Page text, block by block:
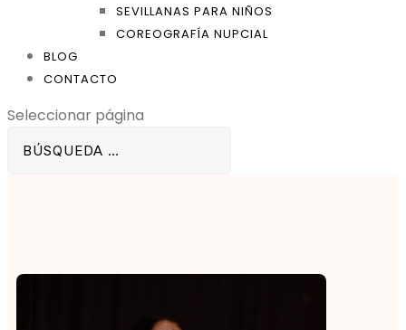
SEVILLANAS PARA NIÑOS
COREOGRAFÍA NUPCIAL
BLOG
CONTACTO
Seleccionar página